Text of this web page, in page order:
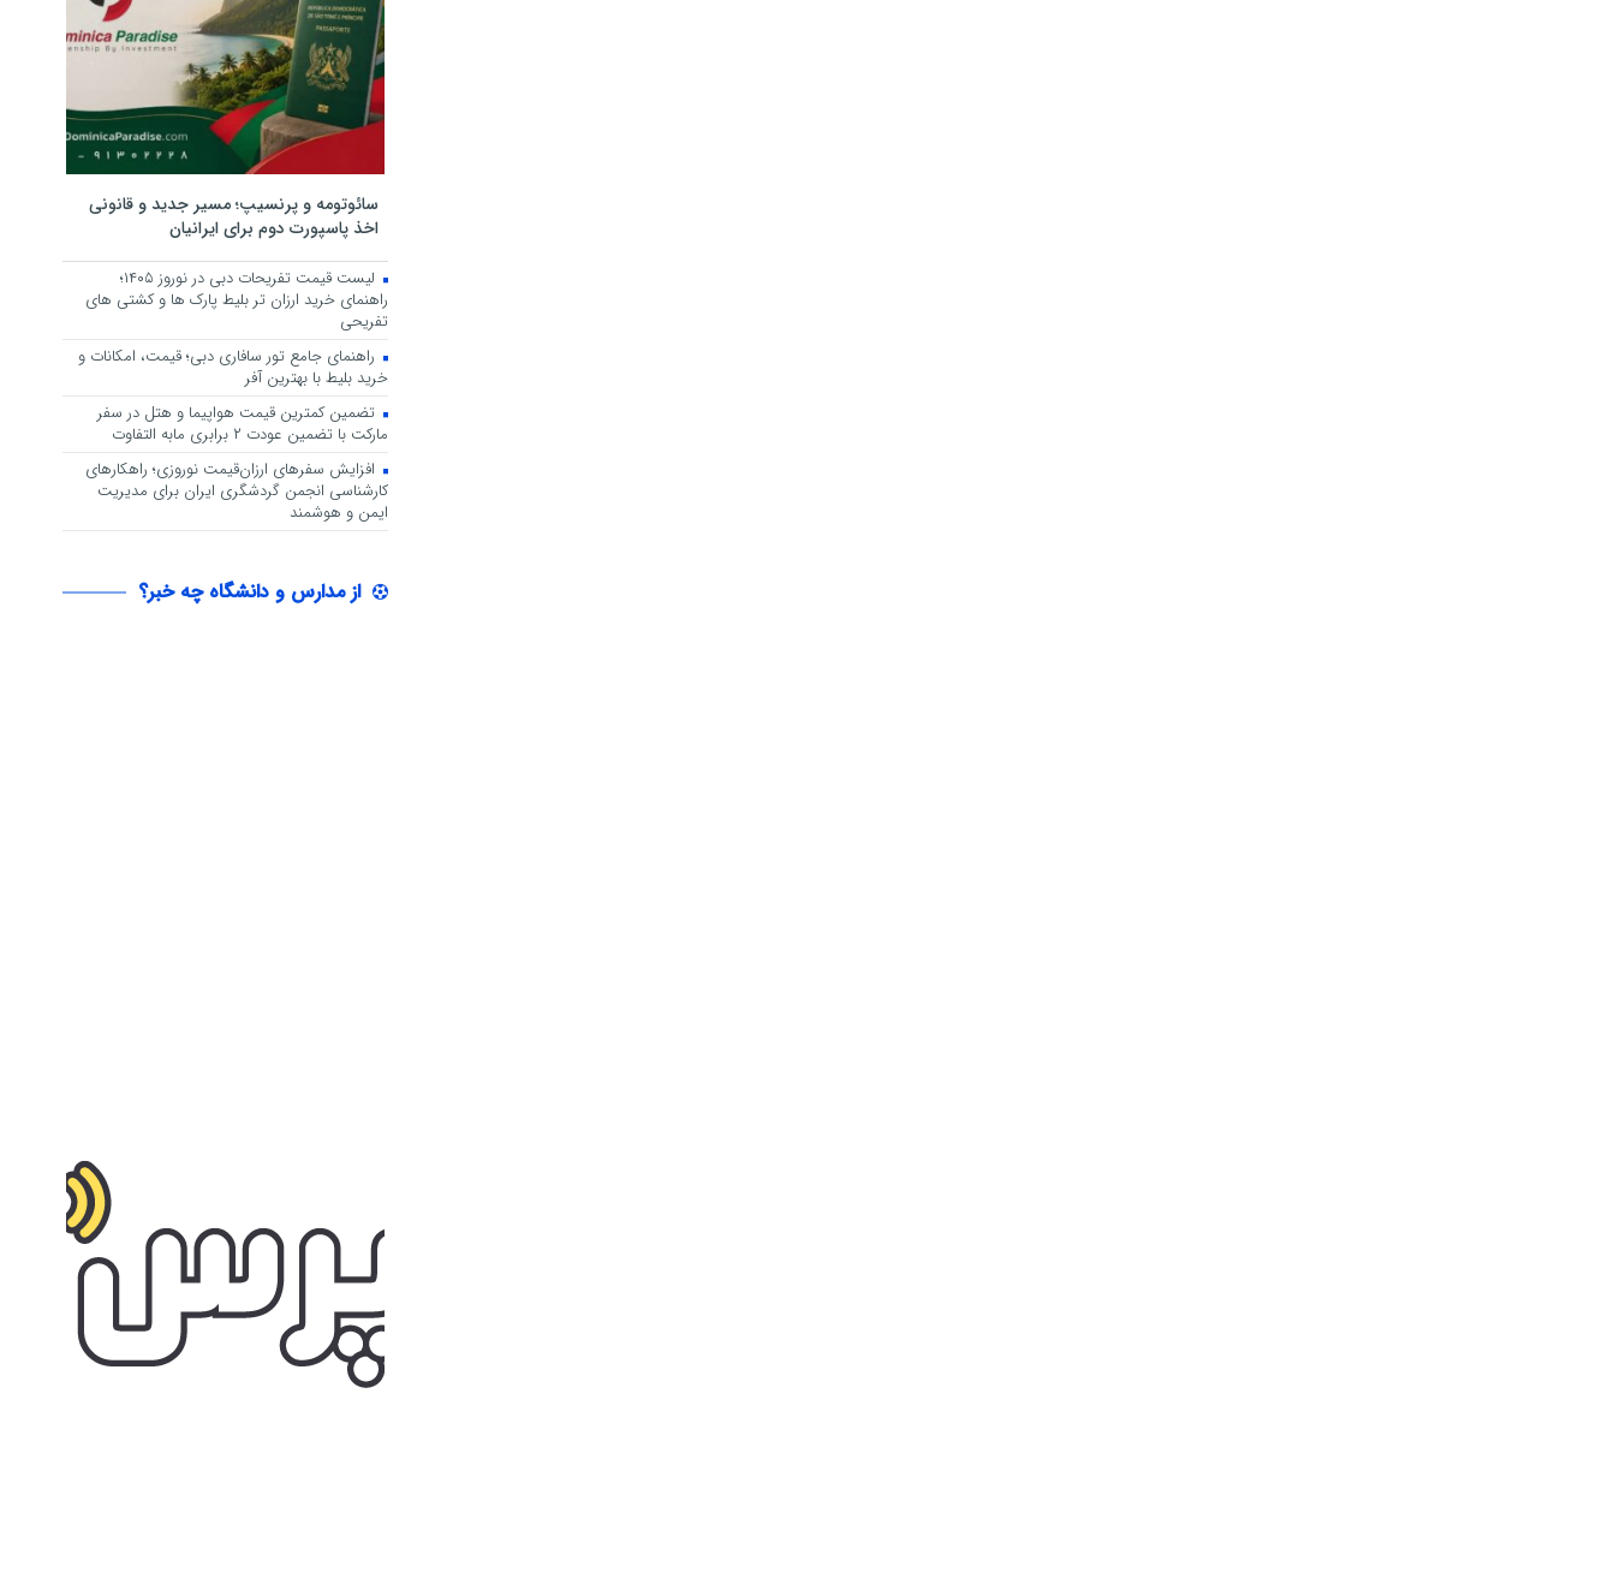
سائوتومه و پرنسیپ؛ مسیر جدید و قانونی
اخذ پاسپورت دوم برای ایرانیان
لیست قیمت تفریحات دبی در نوروز ۱۴۰۵؛
راهنمای خرید ارزان تر بلیط پارک ها و کشتی های
تفریحی
راهنمای جامع تور سافاری دبی؛ قیمت، امکانات و
خرید بلیط با بهترین آفر
تضمین کمترین قیمت هواپیما و هتل در سفر
مارکت با تضمین عودت ۲ برابری مابه التفاوت
افزایش سفرهای ارزان‌قیمت نوروزی؛ راهکارهای
کارشناسی انجمن گردشگری ایران برای مدیریت
ایمن و هوشمند
از مدارس و دانشگاه چه خبر؟